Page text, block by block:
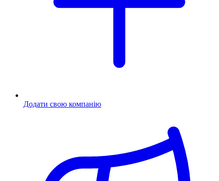
Додати свою компанію